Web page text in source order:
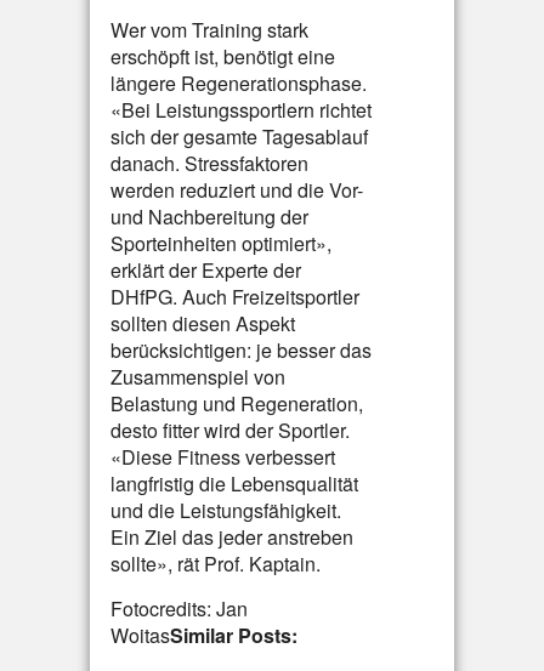
Wer vom Training stark
erschöpft ist, benötigt eine
längere Regenerationsphase.
«Bei Leistungssportlern richtet
sich der gesamte Tagesablauf
danach. Stressfaktoren
werden reduziert und die Vor-
und Nachbereitung der
Sporteinheiten optimiert»,
erklärt der Experte der
DHfPG. Auch Freizeitsportler
sollten diesen Aspekt
berücksichtigen: je besser das
Zusammenspiel von
Belastung und Regeneration,
desto fitter wird der Sportler.
«Diese Fitness verbessert
langfristig die Lebensqualität
und die Leistungsfähigkeit.
Ein Ziel das jeder anstreben
sollte», rät Prof. Kaptain.
Fotocredits: Jan
WoitasSimilar Posts: